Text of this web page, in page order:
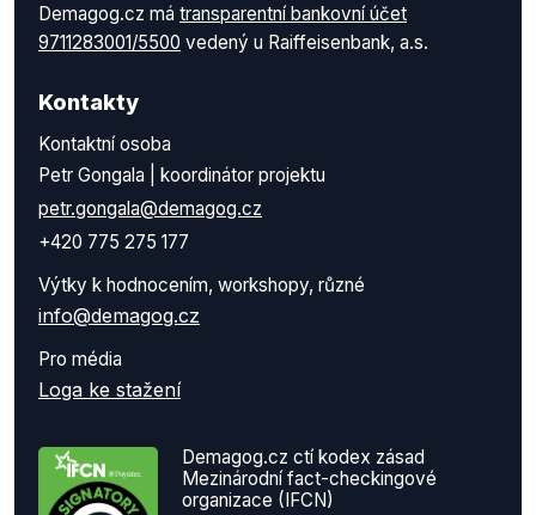
Demagog.cz má transparentní bankovní účet
9711283001/5500 vedený u Raiffeisenbank, a.s.
Kontakty
Kontaktní osoba
Petr Gongala | koordinátor projektu
petr.gongala@demagog.cz
+420 775 275 177
Výtky k hodnocením, workshopy, různé
info@demagog.cz
Pro média
Loga ke stažení
Demagog.cz ctí kodex zásad
Mezinárodní fact-checkingové
organizace (IFCN)